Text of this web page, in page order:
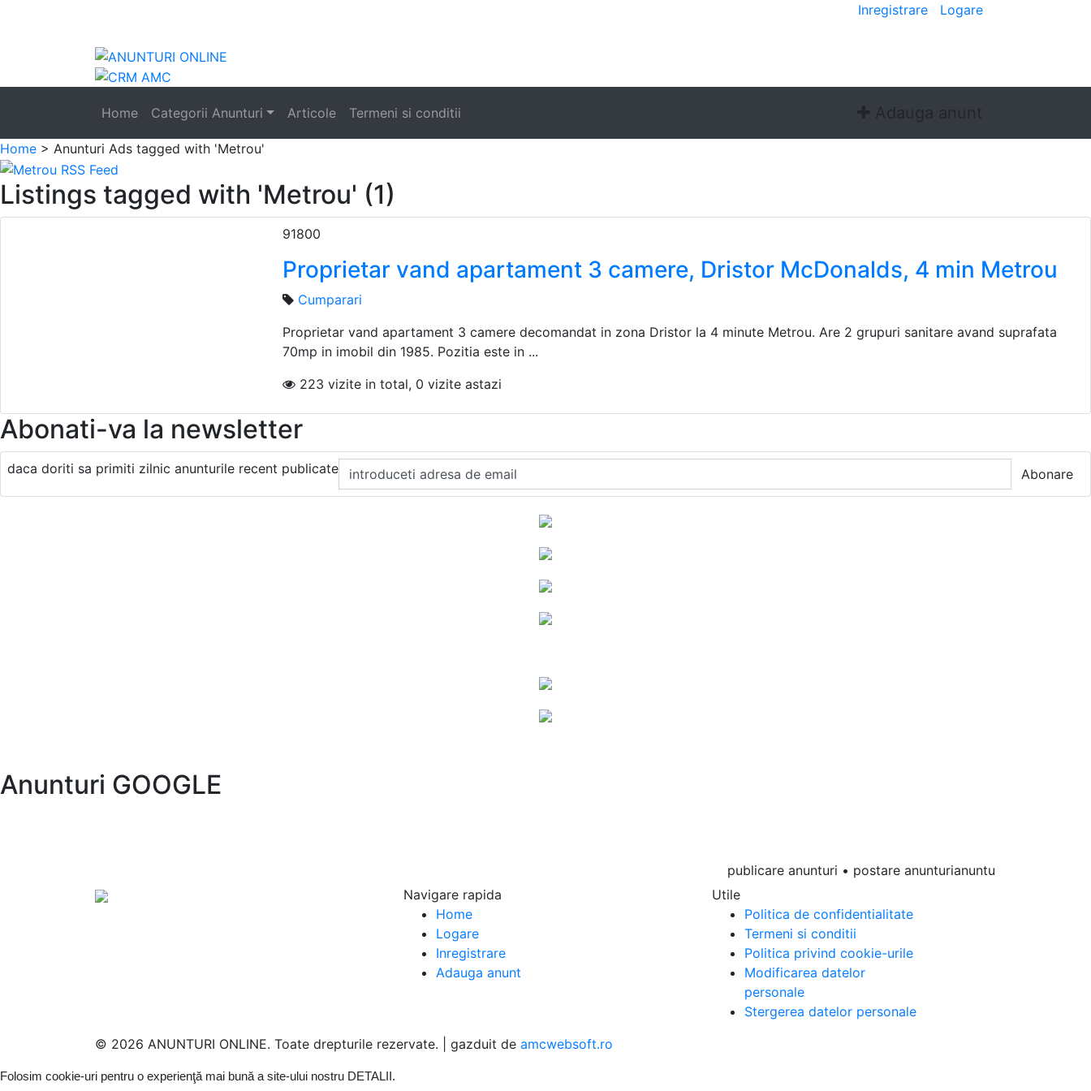
Inregistrare Logare
Home Categorii Anunturi Articole Termeni si conditii Adauga anunt
Home > Anunturi Ads tagged with 'Metrou'
Listings tagged with 'Metrou' (1)
91800
Proprietar vand apartament 3 camere, Dristor McDonalds, 4 min Metrou
Cumparari
Proprietar vand apartament 3 camere decomandat in zona Dristor la 4 minute Metrou. Are 2 grupuri sanitare avand suprafata
70mp in imobil din 1985. Pozitia este in ...
223 vizite in total, 0 vizite astazi
Abonati-va la newsletter
daca doriti sa primiti zilnic anunturile recent publicate
Anunturi GOOGLE
publicare anunturi • postare anunturianunturi online •
Navigare rapida
Home
Logare
Inregistrare
Adauga anunt
Utile
Politica de confidentialitate
Termeni si conditii
Politica privind cookie-urile
Modificarea datelor
personale
Stergerea datelor personale
© 2026 ANUNTURI ONLINE. Toate drepturile rezervate. | gazduit de amcwebsoft.ro
Folosim cookie-uri pentru o experienţă mai bună a site-ului nostru DETALII .